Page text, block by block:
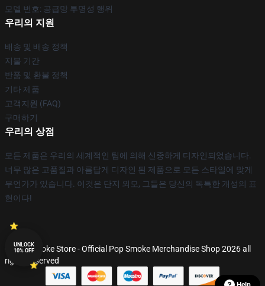
모델 번호: 공급망 투명성 행위
우리의 지원
배송 및 배송 정책
지불 기간
반품 및 환불 정책
기타 제품
고객지원 (FAQ)
구매하기
우리의 상점
모든 제품은 우리의 세계적인 팀에 의해 신중하게 디자인되었습니다.
너무 많은 고품질과 아름답게 디자인 된 제품으로 모든 스타일에 맞게
무언가가 있습니다. 이것은 단지 외모, 그들은 당신의 독특한 개성의 표
현이다!
© Pop Smoke Store - Official Pop Smoke Merchandise Shop 2026 all
rights reserved
UNLOCK
10% OFF